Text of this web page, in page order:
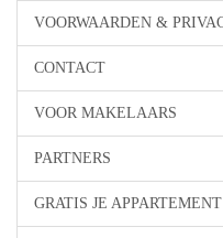
VOORWAARDEN &
CONTACT
VOOR MAKELAARS
PARTNERS
GRATIS JE